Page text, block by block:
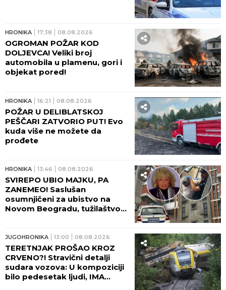
HRONIKA 17:38 08.08.2026
OGROMAN POŽAR KOD
DOLJEVCA! Veliki broj
automobila u plamenu, gori i
objekat pored!
HRONIKA 16:21 08.08.2026
POŽAR U DELIBLATSKOJ
PEŠČARI ZATVORIO PUT! Evo
kuda više ne možete da
prođete
HRONIKA 13:46 08.08.2026
SVIREPO UBIO MAJKU, PA
ZANEMEO! Saslušan
osumnjičeni za ubistvo na
Novom Beogradu, tužilaštvo
JUGOHRONIKA 13:00 08.08.2026
TERETNJAK PROŠAO KROZ
CRVENO?! Stravični detalji
sudara vozova: U kompoziciji
bilo pedesetak ljudi, IMA